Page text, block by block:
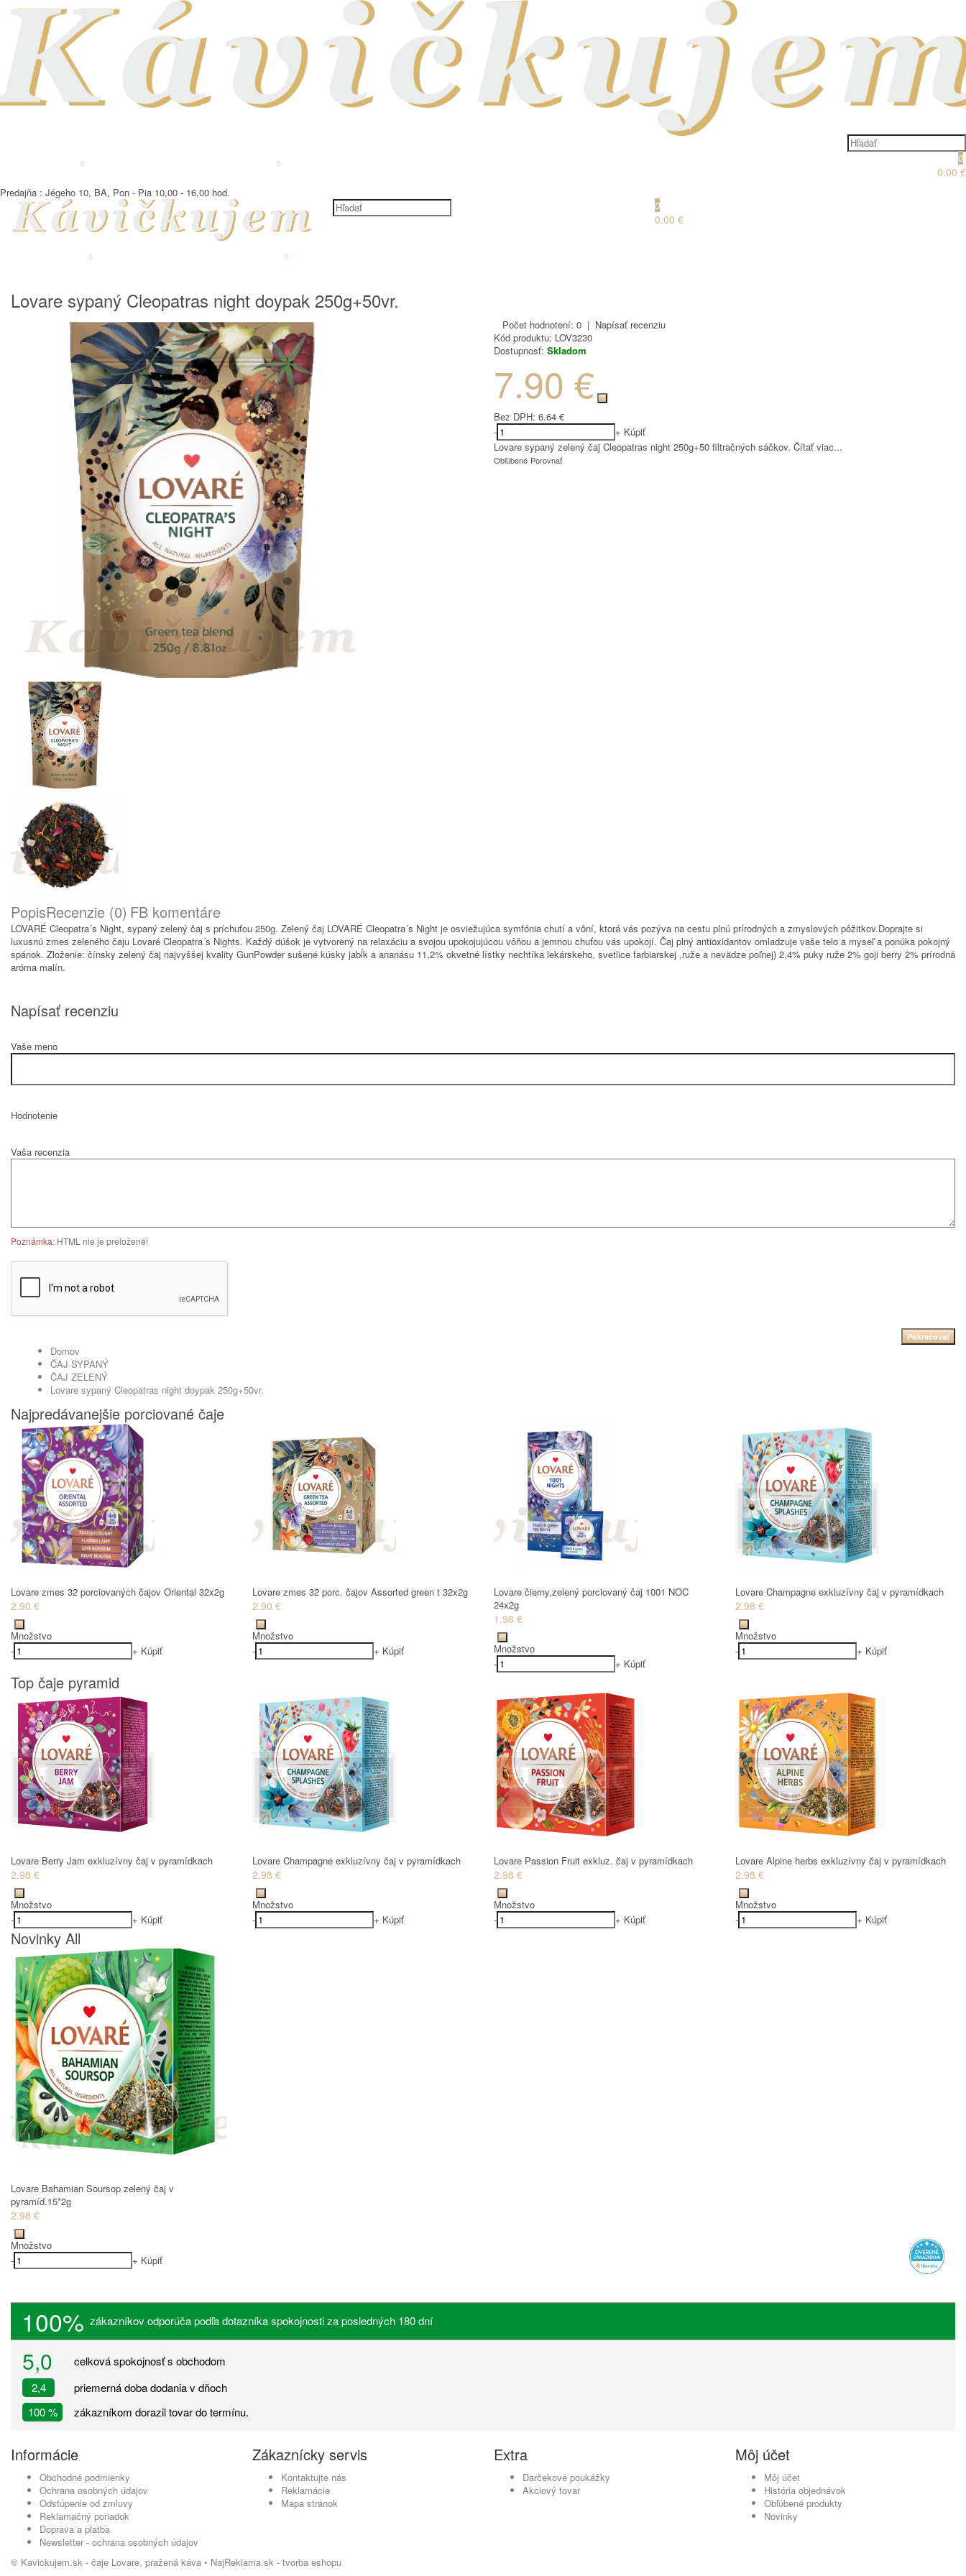
0
0.00 €
Predajňa : Jégeho 10, BA, Pon - Pia 10,00 - 16,00 hod.
0
0.00 €
Lovare sypaný Cleopatras night doypak 250g+50vr.
Počet hodnotení: 0 | Napísať recenziu
Kód produktu: LOV3230
Dostupnosť: Skladom
7.90 €
Bez DPH: 6.64 €
-
+ Kúpiť
Lovare sypaný zelený čaj Cleopatras night 250g+50 filtračných sáčkov. Čítať viac...
Obľúbené Porovnať
PopisRecenzie (0) FB komentáre
LOVARÉ Cleopatra´s Night, sypaný zelený čaj s príchuťou 250g. Zelený čaj LOVARÉ Cleopatra´s Night je osviežujúca symfónia chutí a vôní, ktorá vás pozýva na cestu plnú prírodných a zmyslových pôžitkov.Doprajte si
luxusnú zmes zeleného čaju Lovaré Cleopatra´s Nights. Každý dúšok je vytvorený na relaxáciu a svojou upokojujúcou vôňou a jemnou chuťou vás upokojí. Čaj plný antioxidantov omladzuje vaše telo a myseľ a ponúka pokojný
spánok. Zloženie: čínsky zelený čaj najvyššej kvality GunPowder sušené kúsky jabĺk a ananásu 11,2% okvetné lístky nechtíka lekárskeho, svetlice farbiarskej ,ruže a nevädze poľnej) 2,4% puky ruže 2% goji berry 2% prírodná
aróma malín.
Napísať recenziu
Vaše meno
Hodnotenie
Vaša recenzia
Poznámka: HTML nie je preložené!
Pokračovať
Domov
ČAJ SYPANÝ
ČAJ ZELENÝ
Lovare sypaný Cleopatras night doypak 250g+50vr.
Najpredávanejšie porciované čaje
Lovare zmes 32 porciovaných čajov Oriental 32x2g
2.90 €
Množstvo
-
+ Kúpiť
Lovare zmes 32 porc. čajov Assorted green t 32x2g
2.90 €
Množstvo
-
+ Kúpiť
Lovare čierny,zelený porciovaný čaj 1001 NOC
24x2g
1.98 €
Množstvo
-
+ Kúpiť
Lovare Champagne exkluzívny čaj v pyramídkach
2.98 €
Množstvo
-
+ Kúpiť
Top čaje pyramid
Lovare Berry Jam exkluzívny čaj v pyramídkach
2.98 €
Množstvo
-
+ Kúpiť
Lovare Champagne exkluzívny čaj v pyramídkach
2.98 €
Množstvo
-
+ Kúpiť
Lovare Passion Fruit exkluz. čaj v pyramídkach
2.98 €
Množstvo
-
+ Kúpiť
Lovare Alpine herbs exkluzívny čaj v pyramídkach
2.98 €
Množstvo
-
+ Kúpiť
Novinky All
Lovare Bahamian Soursop zelený čaj v
pyramíd.15*2g
2.98 €
Množstvo
-
+ Kúpiť
100% zákazníkov odporúča podľa dotazníka spokojnosti za posledných 180 dní
5,0
celková spokojnosť s obchodom
2,4
priemerná doba dodania v dňoch
100 %
zákazníkom dorazil tovar do termínu.
Informácie
Obchodné podmienky
Ochrana osobných údajov
Odstúpenie od zmluvy
Reklamačný poriadok
Doprava a platba
Newsletter - ochrana osobných údajov
Zákaznícky servis
Kontaktujte nás
Reklamácie
Mapa stránok
Extra
Darčekové poukážky
Akciový tovar
Môj účet
Môj účet
História objednávok
Obľúbené produkty
Novinky
© Kavickujem.sk - čaje Lovare, pražená káva • NajReklama.sk - tvorba eshopu